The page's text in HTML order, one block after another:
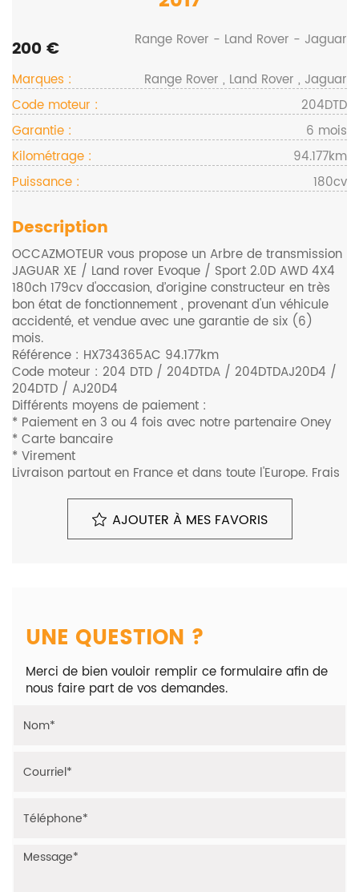
200 €
Range Rover - Land Rover - Jaguar
Marques :
Range Rover , Land Rover , Jaguar
Code moteur :
204DTD
Garantie :
6 mois
Kilométrage :
94.177km
Puissance :
180cv
Description
OCCAZMOTEUR vous propose un Arbre de transmission
JAGUAR XE / Land rover Evoque / Sport 2.0D AWD 4X4
180ch 179cv d'occasion, d’origine constructeur en très
bon état de fonctionnement , provenant d'un véhicule
accidenté, et vendue avec une garantie de six (6)
mois.
Référence : HX734365AC 94.177km
Code moteur : 204 DTD / 204DTDA / 204DTDAJ20D4 /
204DTD / AJ20D4
Différents moyens de paiement :
* Paiement en 3 ou 4 fois avec notre partenaire Oney
* Carte bancaire
* Virement
Livraison partout en France et dans toute l'Europe. Frais
Pour plus d'informations, veuillez nous contacter au
0680648948.
Monte sur les véhicules suivants :
- Land Rover Range Rover Velar (LY) 2.0 D180 AWD
- Land Rover Discovery Sport (LC) 2.0 eD4 150 16V
- Jaguar F-Pace 2.0 D 180 16V AWD
- Land Rover Range Rover Evoque (LVJ/LVS) 2.0 D 16V
- Land Rover Discovery Sport (LC) 2.0 eD4 16V 150cv
Adresse : 1b rue Gustave Eiffel 91070 Bondoufle.
AJOUTER À MES FAVORIS
UNE QUESTION ?
Merci de bien vouloir remplir ce formulaire afin de
nous faire part de vos demandes.